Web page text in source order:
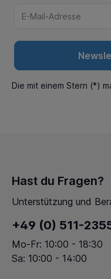
Die mit einem Stern (*)
Hast du Fragen?
Unterstützung und
+49 (0) 511-
Mo-Fr: 10:00 - 18:30
Sa: 10:00 - 14:00